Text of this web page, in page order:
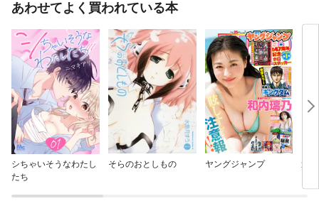
あわせてよく買われている本
シちゃいそうなわたし
たち
そらのおとしもの ヤングジャンプ 週